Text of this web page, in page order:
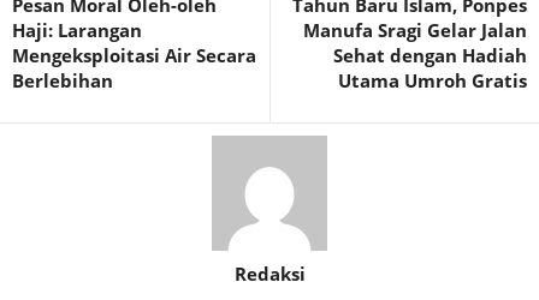
Pesan Moral Oleh-oleh
Haji: Larangan
Mengeksploitasi Air Secara
Berlebihan
Tahun Baru Islam, Ponpes
Manufa Sragi Gelar Jalan
Sehat dengan Hadiah
Utama Umroh Gratis
Redaksi